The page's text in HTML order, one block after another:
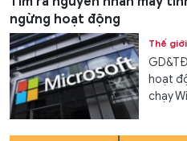
ngừng hoạt động
Thế giới
hoạt
chạy